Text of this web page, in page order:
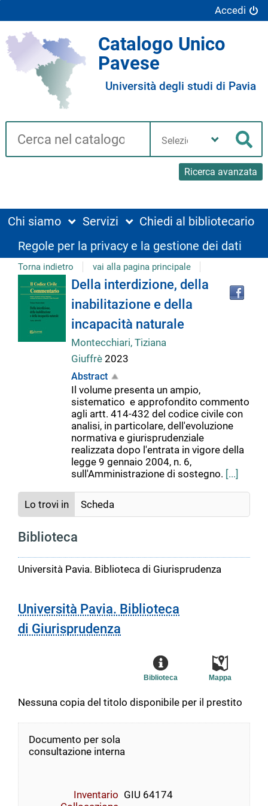
Accedi
Catalogo Unico
Pavese
Università degli studi di Pavia
Cerca su "Catalogo"
Ricerca avanzata
biblioteca
Chi siamo Servizi
Chiedi al bibliotecario
Regole per la privacy e la gestione dei dati
Torna indietro vai alla pagina principale
Dettaglio
del
documento
Della interdizione, della
inabilitazione e della
incapacità naturale
Montecchiari, Tiziana
Giuffrè 2023
Abstract
Il volume presenta un ampio,
sistematico e approfondito commento
agli artt. 414-432 del codice civile con
analisi, in particolare, dell'evoluzione
normativa e giurisprudenziale
realizzata dopo l'entrata in vigore della
legge 9 gennaio 2004, n. 6,
sull'Amministrazione di sostegno. [...]
Lo trovi in Scheda
Biblioteca
Università Pavia. Biblioteca di Giurisprudenza
Università Pavia. Biblioteca
di Giurisprudenza
Mappa
Biblioteca
Nessuna copia del titolo disponibile per il prestito
Documento per sola
consultazione interna
Inventario GIU 64174